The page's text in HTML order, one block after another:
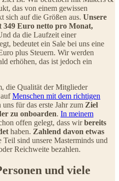
das von einem gewissen
sich auf die Größen aus. Unsere
349 Euro netto pro Monat,
da die Laufzeit einer
bedeutet ein Sale bei uns eine
plus Steuern. Wir werden
erhöhen, das ist jedoch ein
die Qualität der Mitglieder
Menschen mit dem richtigen
für das erste Jahr zum Ziel
zu onboarden. In meinem
offen gelegt, dass wirbereits
haben. Zahlend davon etwas
Teil sind unsere Masterminds und
Reichweite bezahlen.
und viele